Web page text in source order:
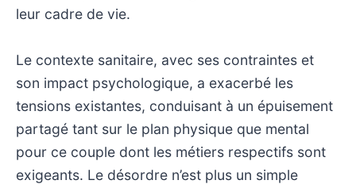
leur cadre de vie.
Le contexte sanitaire, avec ses contraintes et
son impact psychologique, a exacerbé les
tensions existantes, conduisant à un épuisement
partagé tant sur le plan physique que mental
pour ce couple dont les métiers respectifs sont
exigeants. Le désordre n’est plus un simple